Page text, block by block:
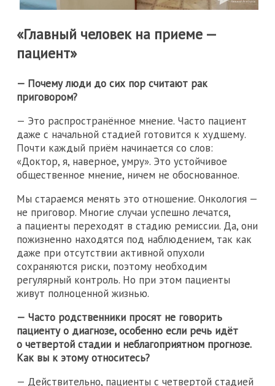
«Главный человек на приеме —
пациент»
— Почему люди до сих пор считают рак
приговором?
— Это распространённое мнение. Часто пациент
даже с начальной стадией готовится к худшему.
Почти каждый приём начинается со слов:
«Доктор, я, наверное, умру». Это устойчивое
общественное мнение, ничем не обоснованное.
Мы стараемся менять это отношение. Онкология —
не приговор. Многие случаи успешно лечатся,
а пациенты переходят в стадию ремиссии. Да, они
пожизненно находятся под наблюдением, так как
даже при отсутствии активной опухоли
сохраняются риски, поэтому необходим
регулярный контроль. Но при этом пациенты
живут полноценной жизнью.
— Часто родственники просят не говорить
пациенту о диагнозе, особенно если речь идёт
о четвертой стадии и неблагоприятном прогнозе.
Как вы к этому относитесь?
— Действительно, пациенты с четвертой стадией